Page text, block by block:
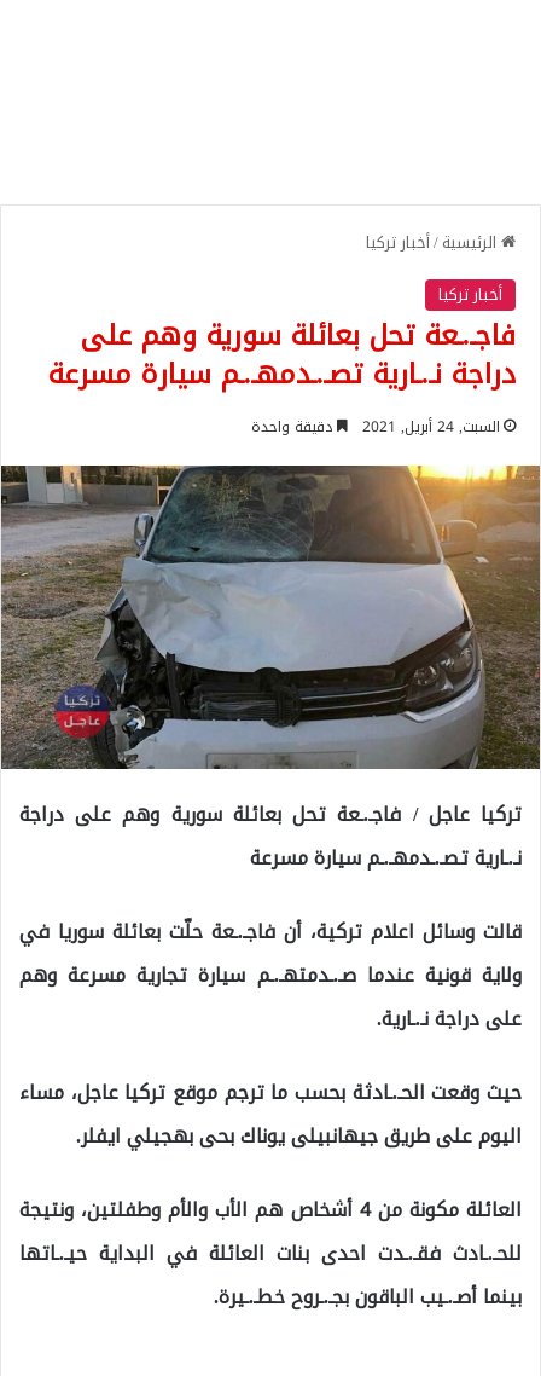
الرئيسية/أخبار تركيا
أخبار تركيا
فاجـ.ـعة تحل بعائلة سورية وهم على
دراجة نـ.ـارية تصـ.ـدمهـ.ـم سيارة مسرعة
السبت, 24 أبريل, 2021 دقيقة واحدة
تركيا عاجل / فاجـ.ـعة تحل بعائلة سورية وهم على دراجة
نـ.ـارية تصـ.ـدمهـ.ـم سيارة مسرعة
قالت وسائل اعلام تركية، أن فاجـ.ـعة حلّت بعائلة سوريا في
ولاية قونية عندما صـ.ـدمتهـ.ـم سيارة تجارية مسرعة وهم
على دراجة نـ.ـارية.
حيث وقعت الحـ.ـادثة بحسب ما ترجم موقع تركيا عاجل، مساء
اليوم على طريق جيهانبيلى يوناك بحى بهجيلي ايفلر.
العائلة مكونة من 4 أشخاص هم الأب والأم وطفلتين، ونتيجة
للحـ.ـادث فقـ.ـدت احدى بنات العائلة في البداية حيـ.ـاتها
بينما أصـ.ـيب الباقون بجـ.ـروح خطـ.ـيرة.